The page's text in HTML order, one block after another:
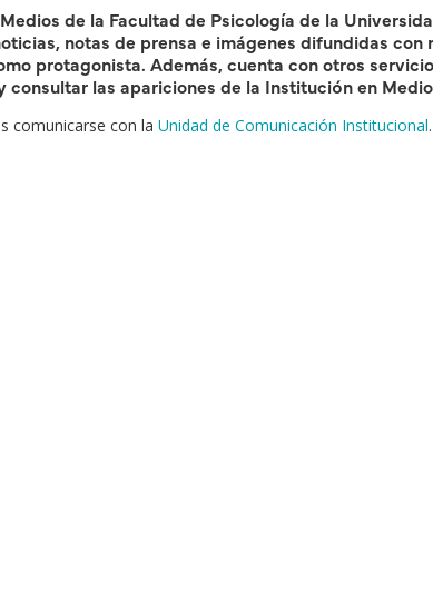
de la Facultad de Psicología de la
notas de prensa e imágenes difundidas
protagonista. Además, cuenta con otros
consultar las apariciones de la Institución en
comunicarse con la Unidad de Comunicación Institucional.